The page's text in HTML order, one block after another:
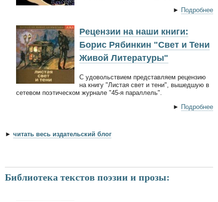
► Подробнее
Рецензии на наши книги:
Борис Рябинкин "Свет и Тени
Живой Литературы"
С удовольствием представляем рецензию
на книгу "Листая свет и тени", вышедшую в
сетевом поэтическом журнале "45-я параллель".
► Подробнее
► читать весь издательский блог
Библиотека текстов поэзии и прозы: